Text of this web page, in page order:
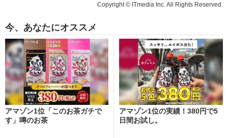
Copyright © ITmedia Inc. All Rights Reserved.
今、あなたにオススメ
アマゾン1位「このお茶ガチで
す」噂のお茶
アマゾン1位の実績！380円で5
日間お試し。